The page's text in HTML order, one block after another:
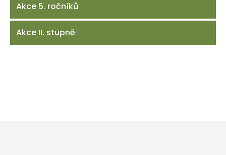
Akce 5. ročníků
Akce II. stupně